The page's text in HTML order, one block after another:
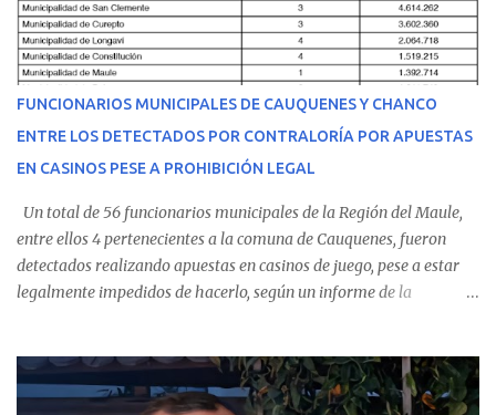
Talca con escolta de Carabineros. En medio del traslado, el
estudiante de medicina de 25 años, se agravó y pese a los esfuerzos
del personal de emergencia terminó falleciendo, sin alcanzar a
recibir atención especializada en el centro de destino. Apenas se
conoció la gravedad de su condición, sus padres —residentes en
Villarrica— se trasladaron a Cauquenes con la esperanza de una
evolución favorable. No obstante, alrededo...
FUNCIONARIOS MUNICIPALES DE CAUQUENES Y CHANCO
ENTRE LOS DETECTADOS POR CONTRALORÍA POR APUESTAS
EN CASINOS PESE A PROHIBICIÓN LEGAL
Un total de 56 funcionarios municipales de la Región del Maule,
entre ellos 4 pertenecientes a la comuna de Cauquenes, fueron
detectados realizando apuestas en casinos de juego, pese a estar
legalmente impedidos de hacerlo, según un informe de la
estableció que estos funcionarios —quienes administran o
custodian fondos públicos— efectuaron transacciones por un